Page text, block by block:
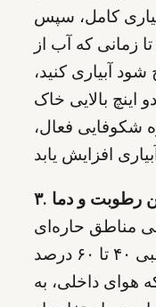
کامل، سپس
که آب از
آبیاری کنید،
بالایی خاک
فعال،
مناطق حاره‌ای
هستند و به رطوبت نسبی ۴۰ تا ۶۰ درصد
هوای داخلی، به